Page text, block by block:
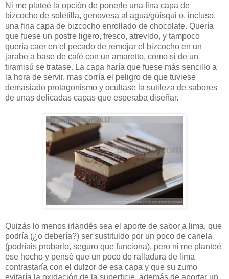
Ni me plateé la opción de ponerle una fina capa de
bizcocho de soletilla, genovesa al agua/güisqui o, incluso,
una fina capa de bizcocho enrollado de chocolate. Quería
que fuese un postre ligero, fresco, atrevido, y tampoco
quería caer en el pecado de remojar el bizcocho en un
jarabe a base de café con un amaretto, como si de un
tiramisú se tratase. La capa haría que fuese más sencillo a
la hora de servir, mas corría el peligro de que tuviese
demasiado protagonismo y ocultase la sutileza de sabores
de unas delicadas capas que esperaba diseñar.
Quizás lo menos irlandés sea el aporte de sabor a lima, que
podría (¿o debería?) ser sustituido por un poco de canela
(podríais probarlo, seguro que funciona), pero ni me planteé
ese hecho y pensé que un poco de ralladura de lima
contrastaría con el dulzor de esa capa y que su zumo
evitaría la oxidación de la superficie, además de aportar un